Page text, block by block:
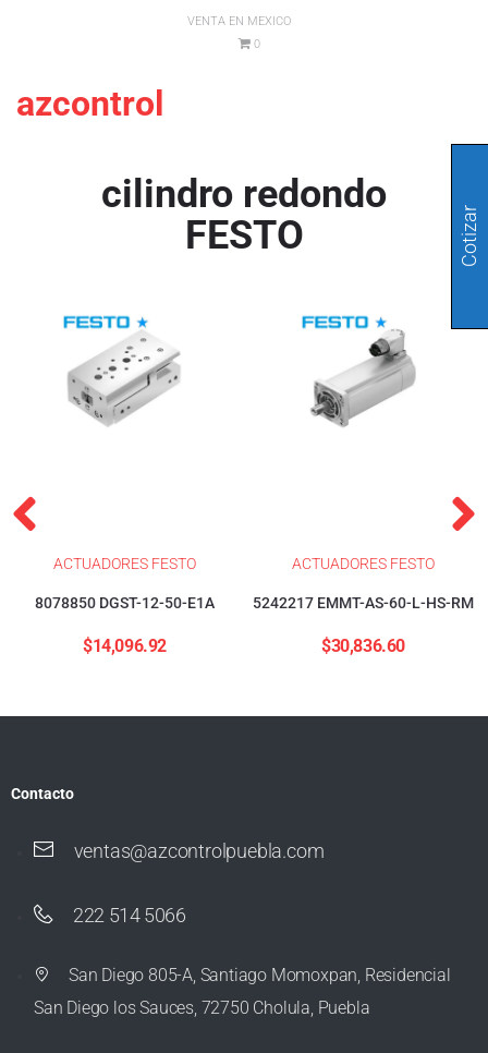
VENTA EN MEXICO
0
azcontrol
cilindro redondo
FESTO
ACTUADORES FESTO
8078850 DGST-12-50-E1A
$14,096.92
ACTUADORES FESTO
5242217 EMMT-AS-60-L-HS-RM
$30,836.60
Contacto
ventas@azcontrolpuebla.com
222 514 5066
San Diego 805-A, Santiago Momoxpan, Residencial
San Diego los Sauces, 72750 Cholula, Puebla
Cotizar